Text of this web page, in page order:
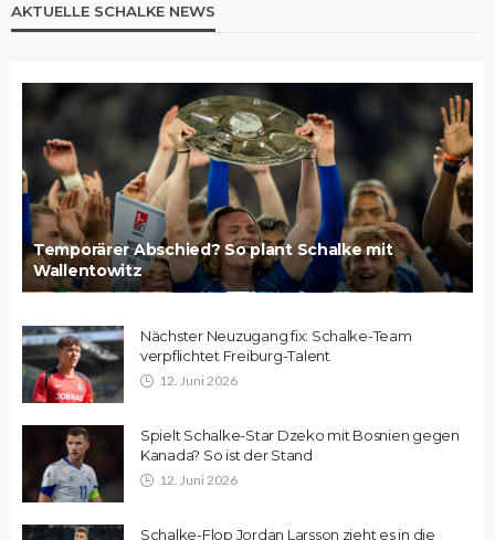
AKTUELLE SCHALKE NEWS
Temporärer Abschied? So plant Schalke mit
Wallentowitz
Nächster Neuzugang fix: Schalke-Team
verpflichtet Freiburg-Talent
12. Juni 2026
Spielt Schalke-Star Dzeko mit Bosnien gegen
Kanada? So ist der Stand
12. Juni 2026
Schalke-Flop Jordan Larsson zieht es in die